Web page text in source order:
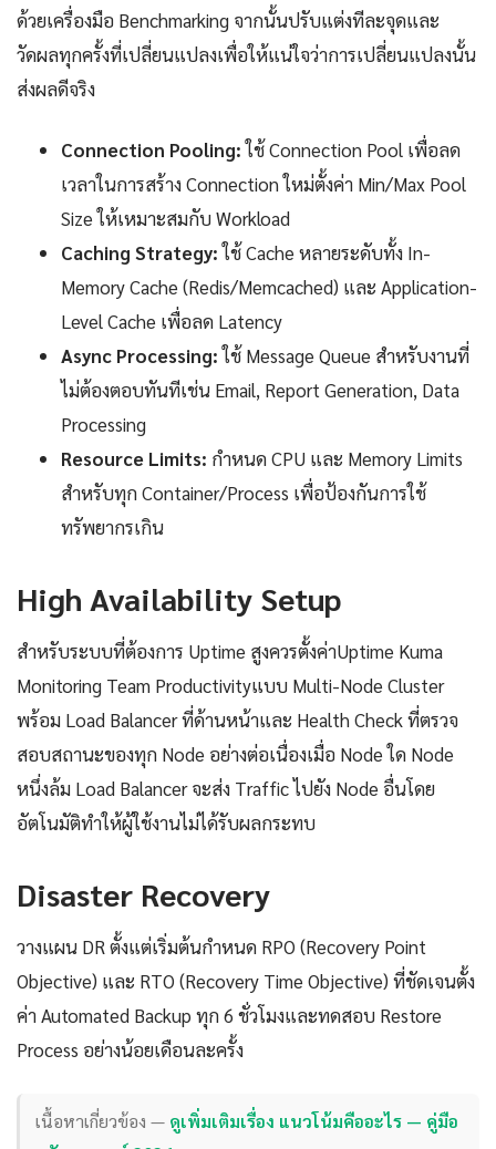
ด้วยเครื่องมือ Benchmarking จากนั้นปรับแต่งทีละจุดและ
วัดผลทุกครั้งที่เปลี่ยนแปลงเพื่อให้แน่ใจว่าการเปลี่ยนแปลงนั้น
ส่งผลดีจริง
Connection Pooling:ใช้ Connection Pool เพื่อลด
เวลาในการสร้าง Connection ใหม่ตั้งค่า Min/Max Pool
Size ให้เหมาะสมกับ Workload
Caching Strategy:ใช้ Cache หลายระดับทั้ง In-
Memory Cache (Redis/Memcached) และ Application-
Level Cache เพื่อลด Latency
Async Processing:ใช้ Message Queue สำหรับงานที่
ไม่ต้องตอบทันทีเช่น Email, Report Generation, Data
Processing
Resource Limits: กำหนด CPU และ Memory Limits
สำหรับทุก Container/Process เพื่อป้องกันการใช้
ทรัพยากรเกิน
High Availability Setup
สำหรับระบบที่ต้องการ Uptime สูงควรตั้งค่าUptime Kuma
Monitoring Team Productivityแบบ Multi-Node Cluster
พร้อม Load Balancer ที่ด้านหน้าและ Health Check ที่ตรวจ
สอบสถานะของทุก Node อย่างต่อเนื่องเมื่อ Node ใด Node
หนึ่งล้ม Load Balancer จะส่ง Traffic ไปยัง Node อื่นโดย
อัตโนมัติทำให้ผู้ใช้งานไม่ได้รับผลกระทบ
Disaster Recovery
วางแผน DR ตั้งแต่เริ่มต้นกำหนด RPO (Recovery Point
Objective) และ RTO (Recovery Time Objective) ที่ชัดเจนตั้ง
ค่า Automated Backup ทุก 6 ชั่วโมงและทดสอบ Restore
Process อย่างน้อยเดือนละครั้ง
เนื้อหาเกี่ยวข้อง — ดูเพิ่มเติมเรื่อง แนวโน้มคืออะไร — คู่มือ